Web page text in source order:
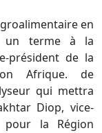
en
un terme à la
président de la
Afrique. de
qui mettra
Diop, vice-
pour la Région